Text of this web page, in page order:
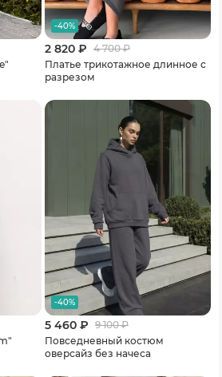
-40%
2 820 ₽ 4 700₽
Платье трикотажное длинное с
разрезом
-40%
5 460 ₽ 9 100₽
Повседневный костюм
оверсайз без начеса